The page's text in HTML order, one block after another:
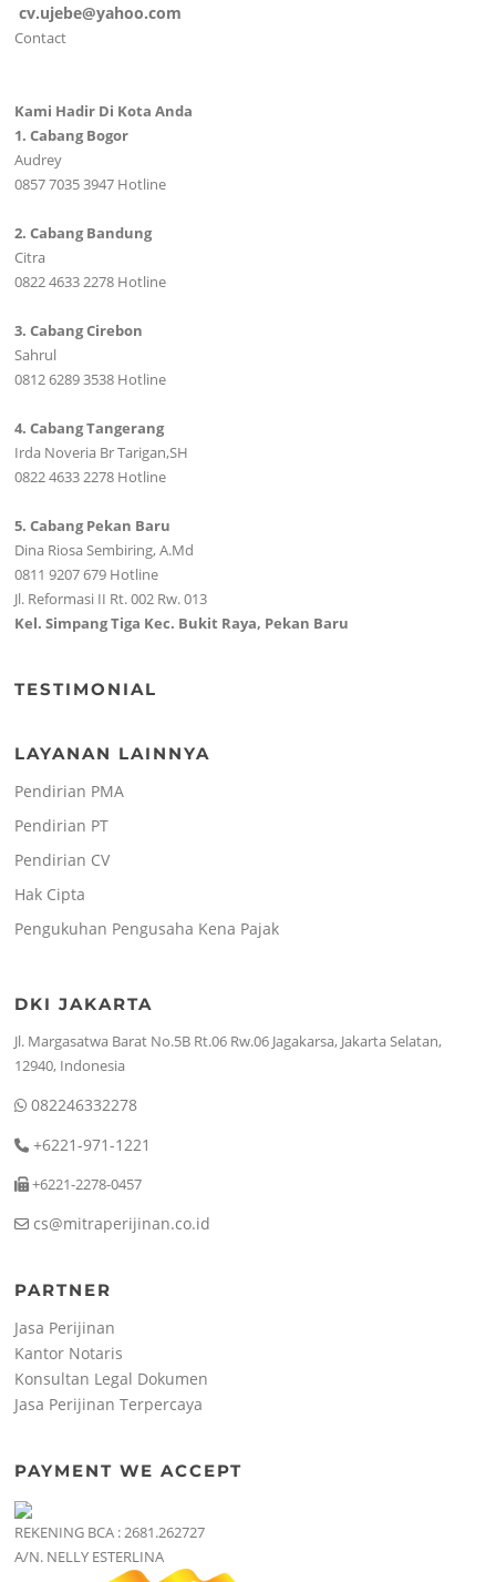
cv.ujebe@yahoo.com
Contact
Kami Hadir Di Kota Anda
1. Cabang Bogor
Audrey
0857 7035 3947 Hotline
2. Cabang Bandung
Citra
0822 4633 2278 Hotline
3. Cabang Cirebon
Sahrul
0812 6289 3538 Hotline
4. Cabang Tangerang
Irda Noveria Br Tarigan,SH
0822 4633 2278 Hotline
5. Cabang Pekan Baru
Dina Riosa Sembiring, A.Md
0811 9207 679 Hotline
Jl. Reformasi II Rt. 002 Rw. 013
Kel. Simpang Tiga Kec. Bukit Raya, Pekan Baru
TESTIMONIAL
LAYANAN LAINNYA
Pendirian PMA
Pendirian PT
Pendirian CV
Hak Cipta
Pengukuhan Pengusaha Kena Pajak
DKI JAKARTA
Jl. Margasatwa Barat No.5B Rt.06 Rw.06 Jagakarsa, Jakarta Selatan,
12940, Indonesia
082246332278
+6221-971-1221
+6221-2278-0457
cs@mitraperijinan.co.id
PARTNER
Jasa Perijinan
Kantor Notaris
Konsultan Legal Dokumen
Jasa Perijinan Terpercaya
PAYMENT WE ACCEPT
REKENING BCA : 2681.262727
A/N. NELLY ESTERLINA